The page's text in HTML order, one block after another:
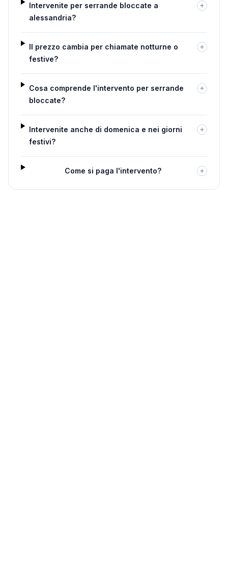
Intervenite per serrande bloccate a
alessandria?
Il prezzo cambia per chiamate notturne o
festive?
Cosa comprende l'intervento per serrande
bloccate?
Intervenite anche di domenica e nei giorni
festivi?
Come si paga l'intervento?